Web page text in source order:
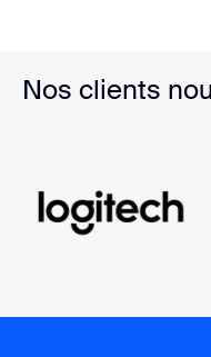
Nos clients